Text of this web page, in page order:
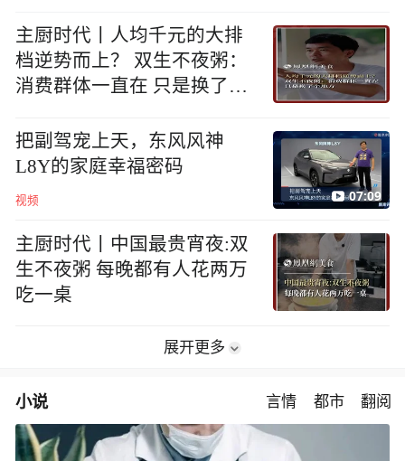
主厨时代丨人均千元的大排
档逆势而上？ 双生不夜粥：
消费群体一直在 只是换了个
把副驾宠上天，东风风神
L8Y的家庭幸福密码
视频 07:09
主厨时代丨中国最贵宵夜:双
生不夜粥 每晚都有人花两万
吃一桌
展开更多
小说 言情 都市 翻阅